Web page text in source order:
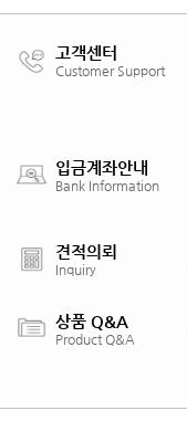
고객센터
Customer Support
입금계좌안내
Bank Information
견적의뢰
Inquiry
상품 Q&A
Product Q&A